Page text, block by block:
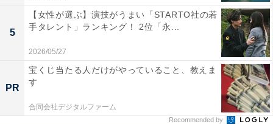
5
【女性が選ぶ】演技がうまい「STARTO社の若
手タレント」ランキング！ 2位「永...
2026/05/27
PR
宝くじ当たる人だけがやっていること、教えま
す
合同会社デジタルファーム
Recommended by